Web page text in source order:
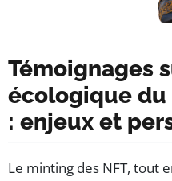
Témoignages
écologique du
: enjeux et
Le minting des NFT, tout